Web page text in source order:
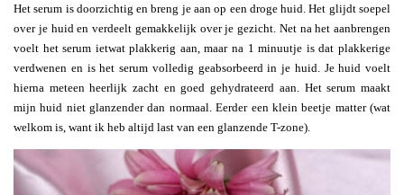
Het serum is doorzichtig en breng je aan op een droge huid. Het glijdt soepel
over je huid en verdeelt gemakkelijk over je gezicht. Net na het aanbrengen
voelt het serum ietwat plakkerig aan, maar na 1 minuutje is dat plakkerige
verdwenen en is het serum volledig geabsorbeerd in je huid. Je huid voelt
hierna meteen heerlijk zacht en goed gehydrateerd aan. Het serum maakt
mijn huid niet glanzender dan normaal. Eerder een klein beetje matter (wat
welkom is, want ik heb altijd last van een glanzende T-zone).